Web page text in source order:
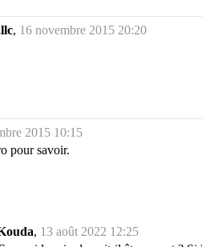
, 16 novembre 2015 20:20
2015 10:15
pour savoir.
, 13 août 2022 12:25